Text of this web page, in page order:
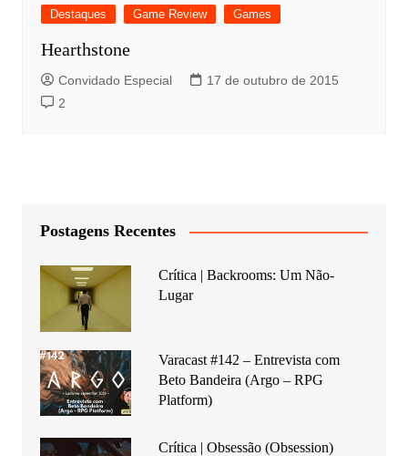
Destaques Game Review Games
Hearthstone
Convidado Especial
17 de outubro de 2015
2
Postagens Recentes
Crítica | Backrooms: Um Não-
Lugar
Varacast #142 – Entrevista com
Beto Bandeira (Argo – RPG
Platform)
Crítica | Obsessão (Obsession)